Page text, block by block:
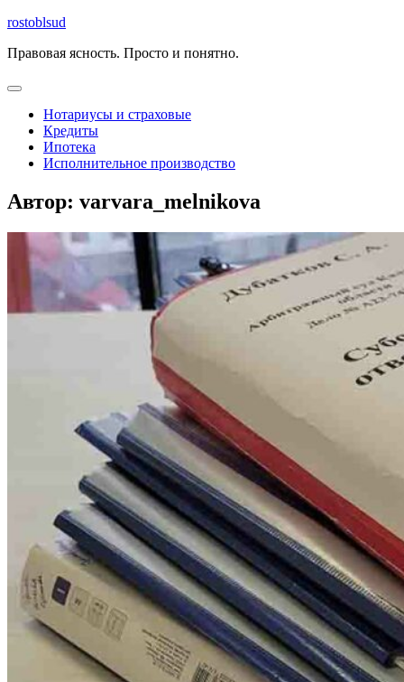
Перейти
содержимому
rostoblsud
Правовая ясность. Просто и понятно.
Открыть
Нотариусы и страховые
Кредиты
Ипотека
Исполнительное производство
Закрыть
меню
Автор: varvara_melnikova